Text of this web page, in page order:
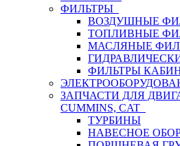
ФИЛЬТРЫ
ВОЗДУШНЫЕ
ТОПЛИВНЫЕ
МАСЛЯНЫЕ
ФИЛЬТРЫ
ЗАПЧАСТИ ДЛЯ
CUMMINS, CAT
ТУРБИНЫ
НАВЕСНОЕ